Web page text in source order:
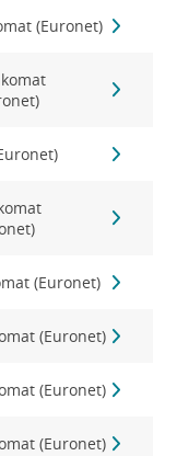
(Euronet)
(Euronet)
(Euronet)
(Euronet)
(Euronet)